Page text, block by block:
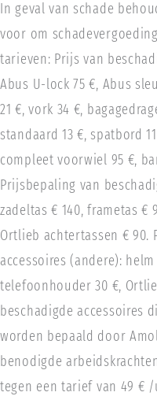
In geval van schade
voor om
tarieven: Prijs van
Abus U-lock 75 €, Abus
21 €, vork 34 €,
standaard 13 €, spatbord
compleet voorwiel 95 €,
Prijsbepaling van
zadeltas € 140, frametas €
Ortlieb achtertassen € 90.
accessoires (andere):
telefoonhouder 30 €,
beschadigde accessoires
worden bepaald door
benodigde
tegen een tarief van 49 € /